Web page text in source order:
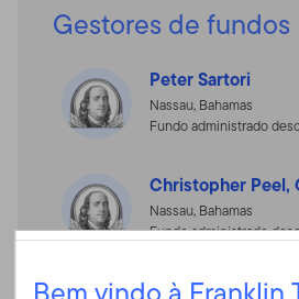
Gestores de fundos
Peter Sartori
Nassau, Bahamas
Fundo administrado
Christopher Peel,
Nassau, Bahamas
Fundo administrado
Warren Pustam,